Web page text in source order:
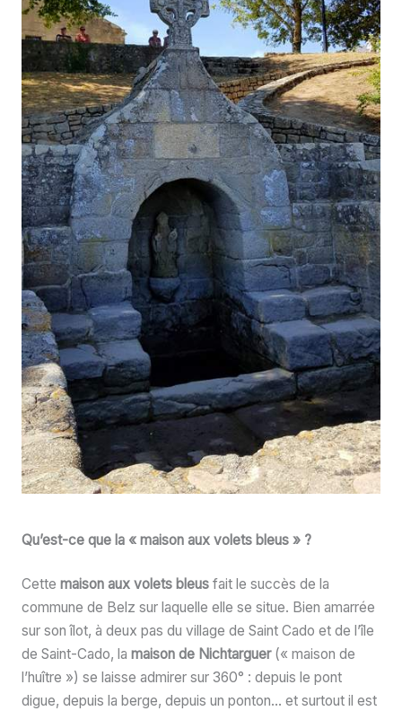
Qu’est-ce que la « maison aux volets bleus » ?
Cette maison aux volets bleusfait le succès de la
commune de Belz sur laquelle elle se situe. Bien amarrée
sur son îlot, à deux pas du village de Saint Cado et de l’île
de Saint-Cado, la maison de Nichtarguer(« maison de
l’huître ») se laisse admirer sur 360° : depuis le pont
digue, depuis la berge, depuis un ponton… et surtout il est